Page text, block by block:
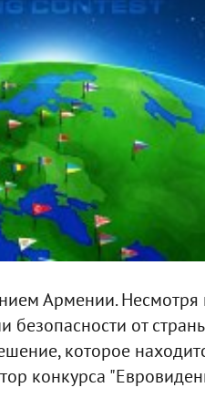
Армении. Несмотря
безопасности от
которое
конкурса